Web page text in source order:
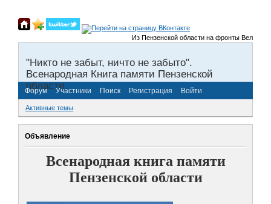
Из Пензенской области на фронты Великой
"Никто не забыт, ничто не забыто".
Всенародная Книга памяти Пензенской
области.
Форум Участники Поиск Регистрация Войти
Активные темы
Объявление
Всенародная книга памяти
Пензенской области